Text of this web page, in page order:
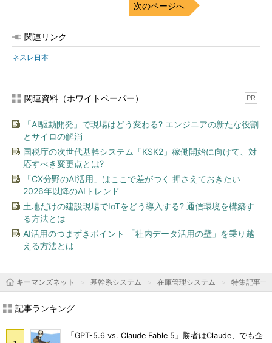
次のページへ
関連リンク
ネスレ日本
関連資料（ホワイトペーパー） PR
「AI駆動開発」で現場はどう変わる? エンジニアの新たな役割
とサイロの解消
国税庁の次世代基幹システム「KSK2」稼働開始に向けて、対
応すべき変更点とは?
「CX分野のAI活用」はここで差がつく 押さえておきたい
2026年以降のAIトレンド
土地だけの建設現場でIoTをどう導入する? 通信環境を構築す
る方法とは
AI活用のつまずきポイント 「社内データ活用の壁」を乗り越
える方法とは
キーマンズネット 基幹系システム 在庫管理システム 特集記事一
記事ランキング
「GPT-5.6 vs. Claude Fable 5」勝者はClaude、でも企